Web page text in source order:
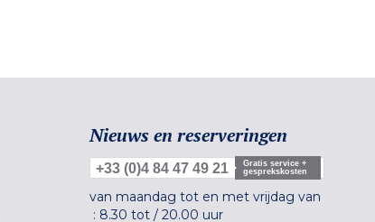
Nieuws en reserveringen
+33 (0)4 84 47 49 21
Gratis service +
gesprekskosten
van maandag tot en met vrijdag van
: 8.30 tot / 20.00 uur